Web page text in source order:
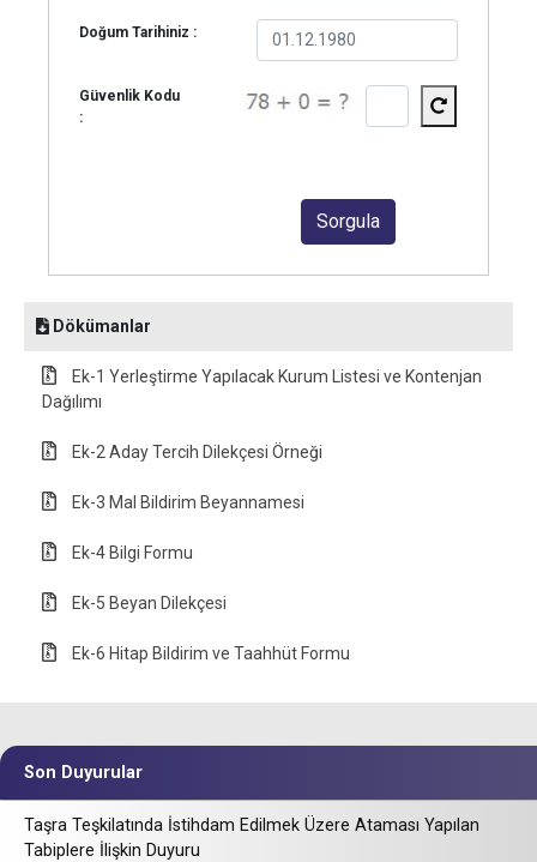
Doğum Tarihiniz :
Güvenlik Kodu
:
Dökümanlar
Ek-1 Yerleştirme Yapılacak Kurum Listesi ve Kontenjan
Dağılımı
Ek-2 Aday Tercih Dilekçesi Örneği
Ek-3 Mal Bildirim Beyannamesi
Ek-4 Bilgi Formu
Ek-5 Beyan Dilekçesi
Ek-6 Hitap Bildirim ve Taahhüt Formu
Son Duyurular
Taşra Teşkilatında İstihdam Edilmek Üzere Ataması Yapılan
Tabiplere İlişkin Duyuru